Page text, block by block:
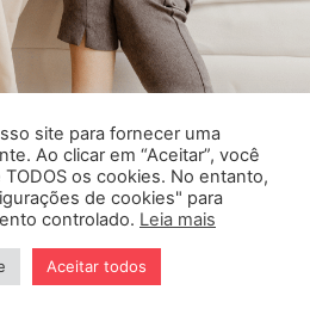
Procedimentos
site para fornecer uma
Ao clicar em “Aceitar”, você
os cookies. No entanto,
de cookies" para
controlado. Leia mais
Aceitar todos